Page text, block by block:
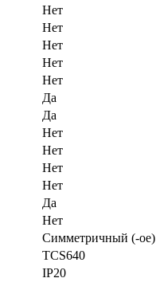
Нет
Нет
Нет
Нет
Нет
Да
Да
Нет
Нет
Нет
Нет
Да
Нет
Симметричный (-ое)
TCS640
IP20